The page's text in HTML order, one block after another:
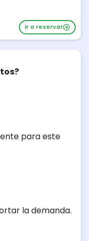
Ir a reservar
para este
la demanda.